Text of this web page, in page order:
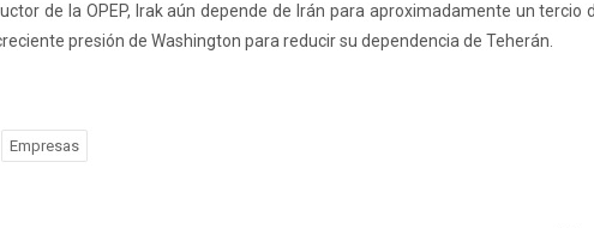
de la OPEP, Irak aún depende de Irán para aproximadamente un tercio
presión de Washington para reducir su dependencia de Teherán.
Empresas